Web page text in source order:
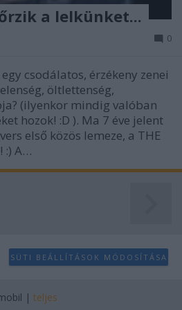
a lelkünket...
0
csodálatos, érzékeny zenei
öltlettenség,
(ilyenkor mindig valóban
hozok! :D ). Ma 7 éve jelent
első közös lemeze, a THE
:) A…
SÜTI BEÁLLÍTÁSOK MÓDOSÍTÁSA
| teljes